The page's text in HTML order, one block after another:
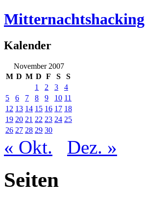
Mitternachtshacking
Kalender
November 2007
M D M D F S
S
1
2 3
4
5
6 7 8 9 10 11
12 13 14 15 16 17 18
19 20 21 22 23 24 25
26 27 28 29 30
« Okt. Dez. »
Seiten